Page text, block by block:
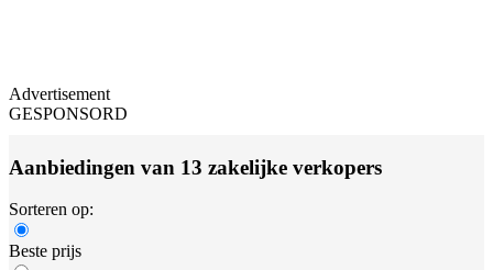
Advertisement
GESPONSORD
Aanbiedingen van 13 zakelijke verkopers
Sorteren op:
Beste prijs